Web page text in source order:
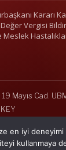
Kararı
Vergisi
Meslek
19 Mayıs Cad.
240 33 39
248 19 36
en iyi
kullanmaya